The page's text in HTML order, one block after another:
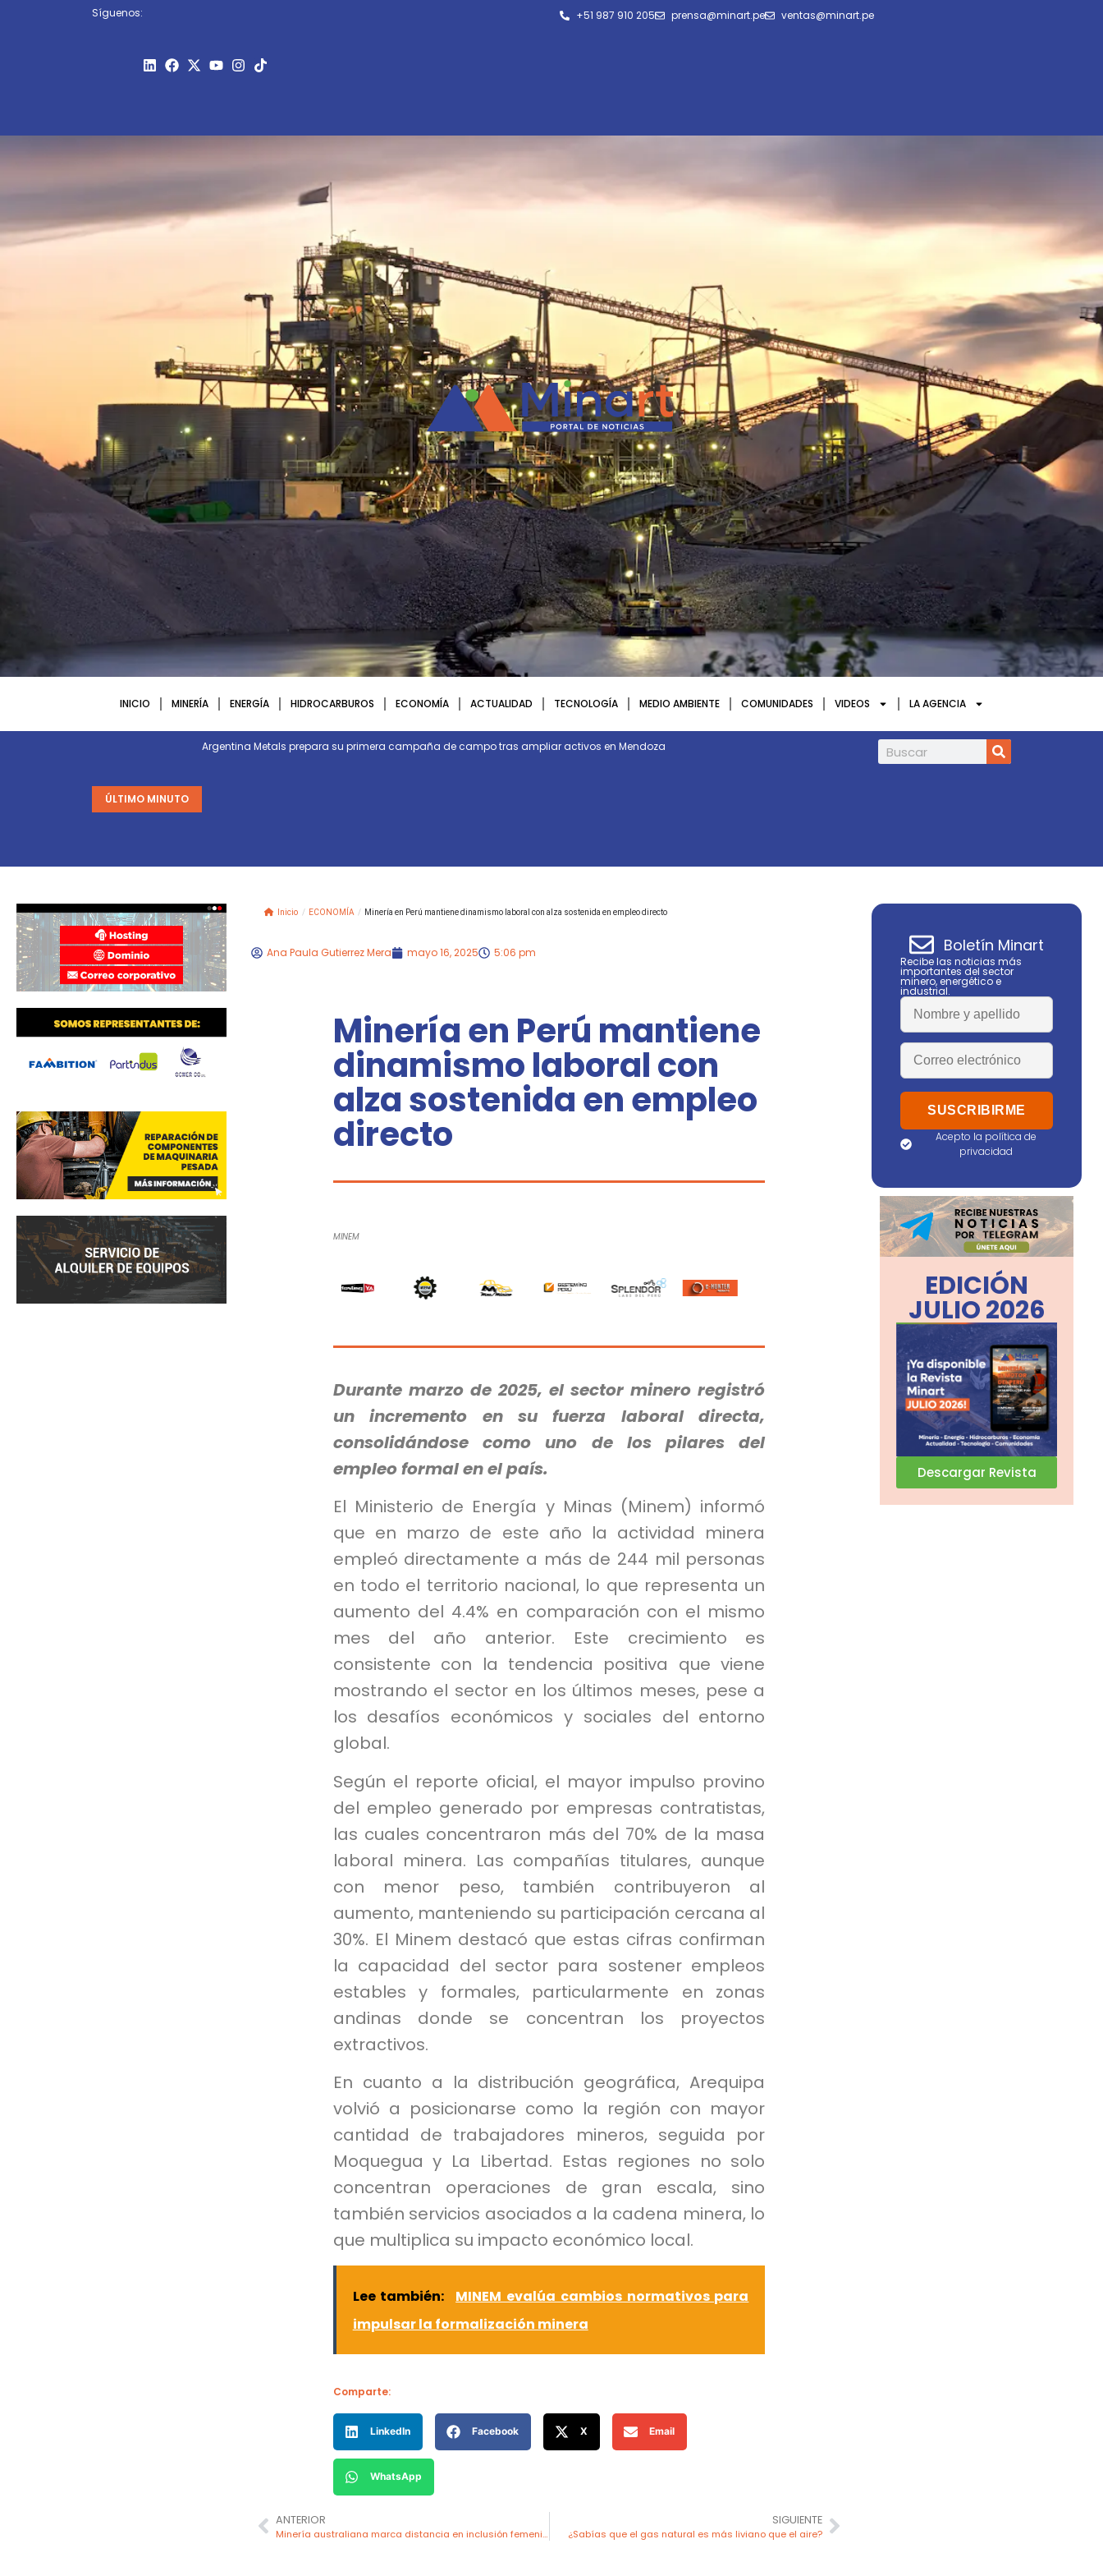
Síguenos: +51 987 910 205 prensa@minart.pe ventas@minart.pe
INICIO MINERÍA ENERGÍA HIDROCARBUROS ECONOMÍA ACTUALIDAD TECNOLOGÍA MEDIO AMBIENTE COMUNIDADES VIDEOS LA AGENCIA
ÚLTIMO MINUTO
Argentina Metals prepara su primera campaña de campo tras ampliar activos en Mendoza Infield Minerals amplía en 85% la
Inicio / ECONOMÍA / Minería en Perú mantiene dinamismo laboral con alza sostenida en empleo directo
Ana Paula Gutierrez Mera mayo 16, 2025 5:06 pm
Minería en Perú mantiene
dinamismo laboral con
alza sostenida en empleo
directo
MINEM
Durante marzo de 2025, el sector minero registró
un incremento en su fuerza laboral directa,
consolidándose como uno de los pilares del
empleo formal en el país.
El Ministerio de Energía y Minas (Minem) informó
que en marzo de este año la actividad minera
empleó directamente a más de 244 mil personas
en todo el territorio nacional, lo que representa un
aumento del 4.4% en comparación con el mismo
mes del año anterior. Este crecimiento es
consistente con la tendencia positiva que viene
mostrando el sector en los últimos meses, pese a
los desafíos económicos y sociales del entorno
global.
Según el reporte oficial, el mayor impulso provino
del empleo generado por empresas contratistas,
las cuales concentraron más del 70% de la masa
laboral minera. Las compañías titulares, aunque
con menor peso, también contribuyeron al
aumento, manteniendo su participación cercana al
30%. El Minem destacó que estas cifras confirman
la capacidad del sector para sostener empleos
estables y formales, particularmente en zonas
andinas donde se concentran los proyectos
extractivos.
En cuanto a la distribución geográfica, Arequipa
volvió a posicionarse como la región con mayor
cantidad de trabajadores mineros, seguida por
Moquegua y La Libertad. Estas regiones no solo
concentran operaciones de gran escala, sino
también servicios asociados a la cadena minera, lo
que multiplica su impacto económico local.
Lee también:
MINEM evalúa cambios normativos para
impulsar la formalización minera
Comparte:
LinkedIn Facebook X Email
WhatsApp
ANTERIOR
Minería australiana marca distancia en inclusión femenina tecnológica
SIGUIENTE
¿Sabías que el gas natural es más liviano que el aire?
Boletín Minart
Recibe las noticias más
importantes del sector
minero, energético e
industrial.
Acepto la política de
privacidad
EDICIÓN
JULIO 2026
Descargar Revista